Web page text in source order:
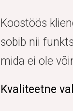
Koostöös
sobib nii
mida ei ole
Kvaliteetne